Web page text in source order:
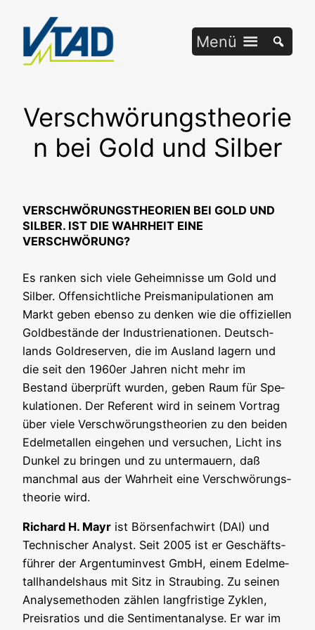
springen
Menü
Verschwörungstheorie
n bei Gold und Silber
VERSCHWÖRUNGSTHEORIEN BEI GOLD UND
SILBER. IST DIE WAHRHEIT EINE
VERSCHWÖRUNG?
Es ran­ken sich vie­le Geheim­nis­se um Gold und
Sil­ber. Offen­sicht­li­che Preis­ma­ni­pu­la­tio­nen am
Markt geben eben­so zu den­ken wie die offi­zi­el­len
Gold­be­stän­de der Indus­trie­na­tio­nen. Deutsch­
lands Gold­re­ser­ven, die im Aus­land lagern und
die seit den 1960er Jah­ren nicht mehr im
Bestand über­prüft wur­den, geben Raum für Spe­
ku­la­tio­nen. Der Refe­rent wird in sei­nem Vor­trag
über vie­le Ver­schwö­rungs­theo­rien zu den bei­den
Edel­me­tal­len ein­ge­hen und ver­su­chen, Licht ins
Dun­kel zu brin­gen und zu unter­mau­ern, daß
manch­mal aus der Wahr­heit eine Ver­schwö­rungs­
theo­rie wird.
Richard H. Mayr ist Bör­sen­fach­wirt (DAI) und
Tech­ni­scher Ana­lyst. Seit 2005 ist er Geschäfts­
füh­rer der Argen­tu­m­in­vest GmbH, einem Edel­me­
tall­han­dels­haus mit Sitz in Strau­bing. Zu sei­nen
Ana­ly­se­me­tho­den zäh­len lang­fris­ti­ge Zyklen,
Preis­ra­ti­os und die Sen­ti­ment­ana­ly­se. Er war im